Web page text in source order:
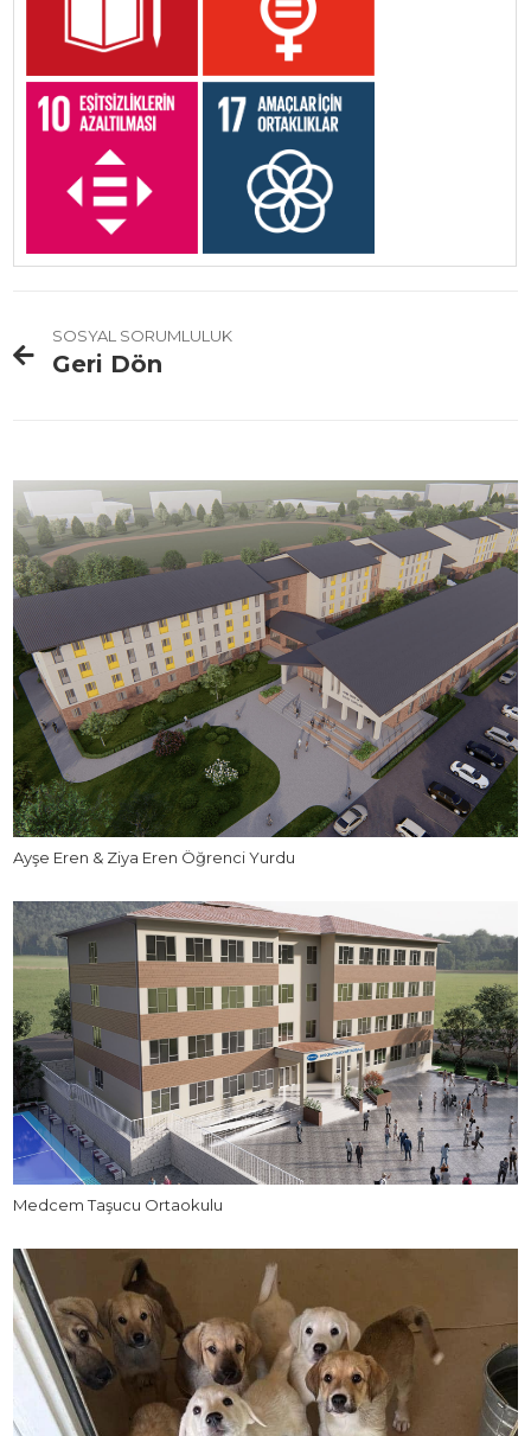
SOSYAL SORUMLULUK
Geri Dön
Ayşe Eren & Ziya Eren Öğrenci Yurdu
Medcem Taşucu Ortaokulu